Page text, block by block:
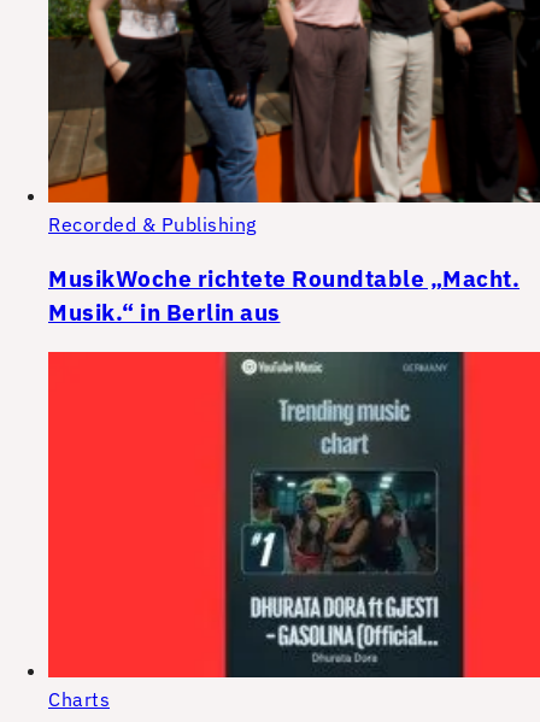
Recorded & Publishing
MusikWoche richtete Roundtable „Macht.
Musik.“ in Berlin aus
Charts